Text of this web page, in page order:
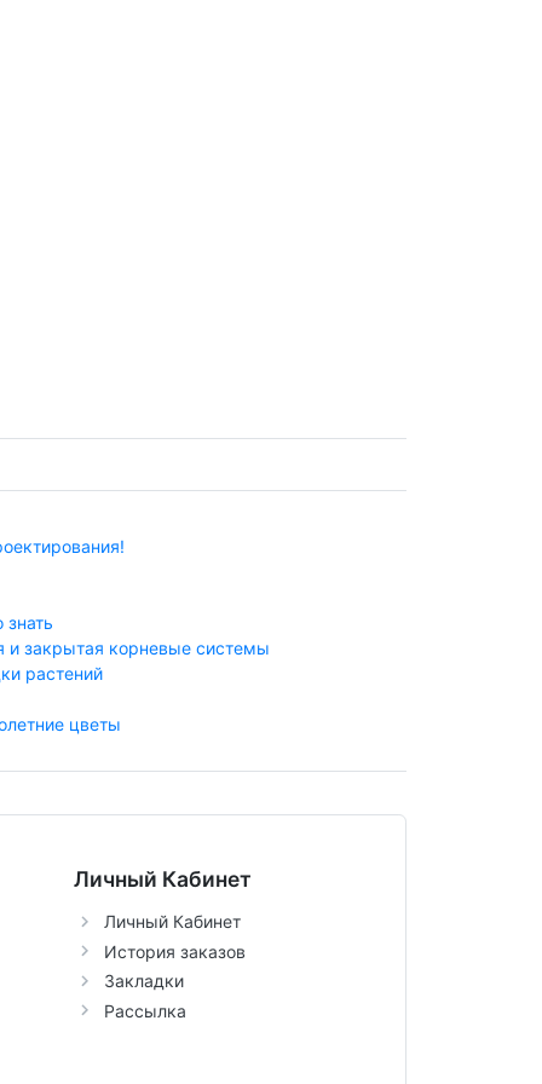
и закрытая корневые системы
растений
цветы
Личный Кабинет
Личный Кабинет
История заказов
Закладки
Рассылка